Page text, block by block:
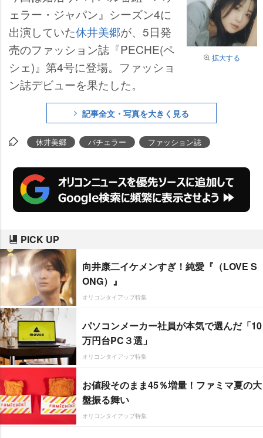
拡大する
ェラー・ジャパン』シーズン4に
出演していた休井美郷が、5日発
売のファッション誌『PECHE(ペ
シェ)』第4号に登場。ファッショ
ン誌デビューを果たした。
記事全文・写真を大きく見る
休井美郷 バチェラー ファッション誌
PICK UP
向井康二イケメンすぎ！純愛『（LOVE S
ONG）』
オリコンタイアップ特集
パソコンメーカー社員が本気で選んだ「10
万円台PC３選」
オリコンタイアップ特集
お値段そのまま45％増量！ファミマ夏の大
盤振る舞い
オリコンタイアップ特集